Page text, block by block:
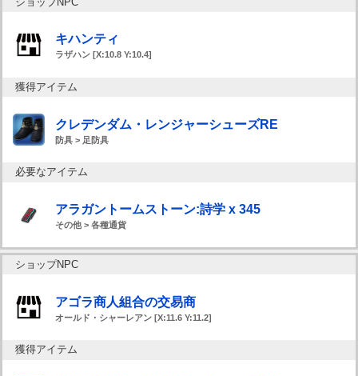
キハンティ
ラザハン [X:10.8 Y:10.4]
獲得アイテム
クレデンダム・レンジャーシューズRE
防具 > 足防具
必要なアイテム
アラガントームストーン:詩学 x 345
その他 > 各種通貨
ショップNPC
アゴラ商人組合の交易商
オールド・シャーレアン [X:11.6 Y:11.2]
獲得アイテム